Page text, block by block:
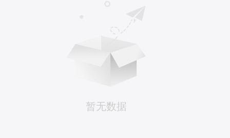
暂无数据